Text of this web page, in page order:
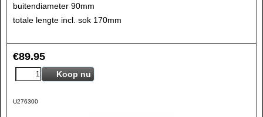
buitendiameter 90mm
totale lengte incl. sok 170mm
€89.95
Koop nu
U276300